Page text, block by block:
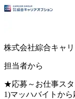
株式会社綜合キャ
担当者から
★応募～お仕事ス
1)マッハバイトから